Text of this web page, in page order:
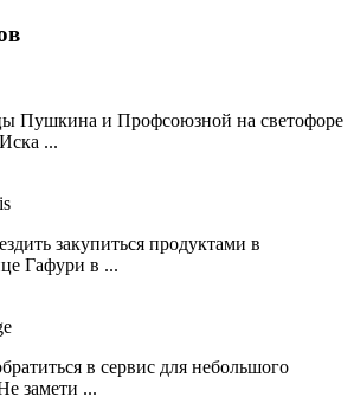
Пушкина и Профсоюзной на светофоре
...
закупиться продуктами в
Гафури в ...
в сервис для небольшого
замети ...